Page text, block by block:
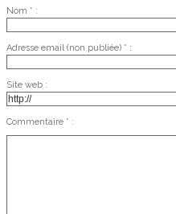
Nom * :
Adresse email (non publiée) * :
Site web :
Commentaire * :